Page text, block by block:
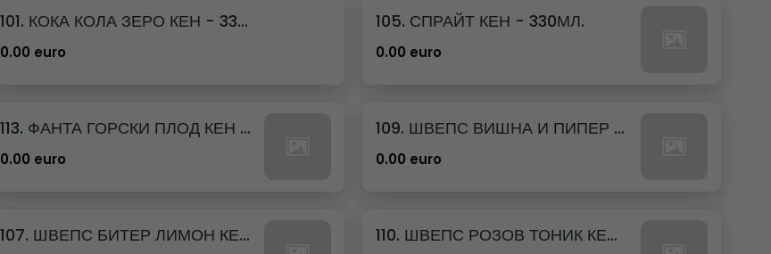
101. КОКА КОЛА ЗЕРО КЕН - 330МЛ.
0.00 euro
105. СПРАЙТ КЕН - 330МЛ.
0.00 euro
113. ФАНТА ГОРСКИ ПЛОД КЕН - 330МЛ.
0.00 euro
109. ШВЕПС ВИШНА И ПИПЕР КЕН - 330МЛ.
0.00 euro
107. ШВЕПС БИТЕР ЛИМОН КЕН - 330МЛ. 110. ШВЕПС РОЗОВ ТОНИК КЕН - 330МЛ.